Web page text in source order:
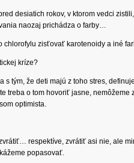
desiatich rokov, v ktorom vedci
naozaj prichádza o farby…
zisťovať karotenoidy a iné
kríze?
s tým, že deti majú z toho stres,
treba o tom hovoriť jasne,
optimista.
respektíve, zvrátiť asi nie, ale
popasovať.